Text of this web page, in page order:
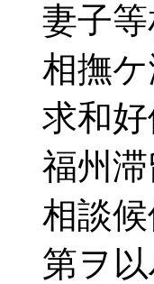
妻子等
相撫ケ
求和好
福州滞
相談候
第ヲ以